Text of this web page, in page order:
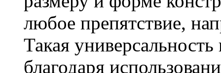
любое препятствие,
Такая
благодаря